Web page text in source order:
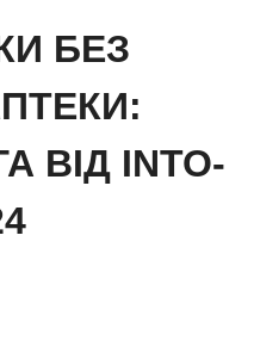
БЕЗ
ВІД INTO-